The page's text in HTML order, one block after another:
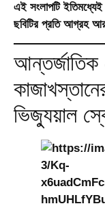
এই সংলাপটি
ছবিটির প্রতি আগ্রহ
আন্তর্জাতিক
ভিজ্যুয়াল